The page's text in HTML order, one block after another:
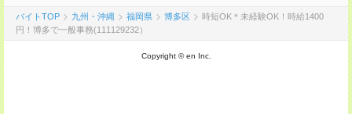
バイトTOP 九州・沖縄 福岡県 博多区
時短OK＊未経験OK！時給1400
円！博多で一般事務(111129232）
Copyright © en Inc.